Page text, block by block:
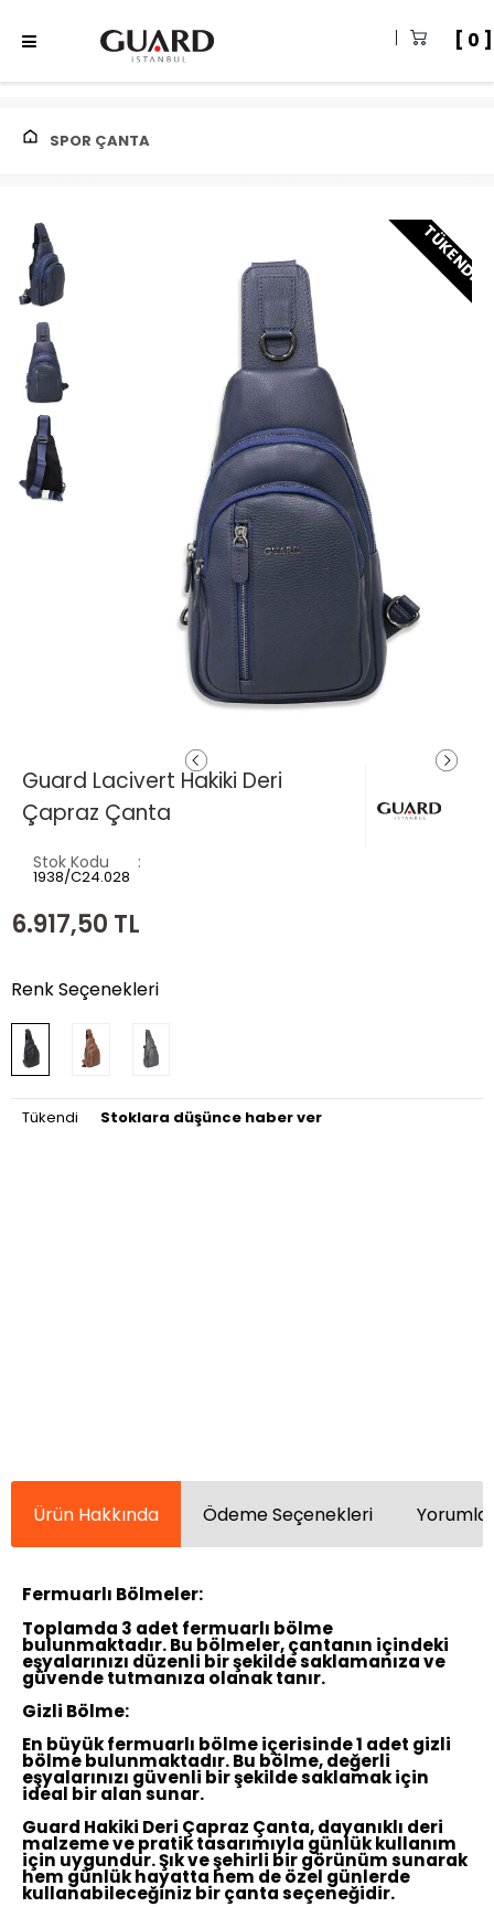
0
SPOR ÇANTA
TÜKENDI
Guard Lacivert Hakiki Deri
Çapraz Çanta
Stok Kodu
1938/C24.028
6.917,50 TL
Renk Seçenekleri
Tükendi Stoklara düşünce haber ver
Ürün Hakkında Ödeme Seçenekleri
Fermuarlı Bölmeler:
Toplamda 3 adet fermuarlı bölme
bulunmaktadır. Bu bölmeler, çantanın içindeki
eşyalarınızı düzenli bir şekilde saklamanıza ve
güvende tutmanıza olanak tanır.
Gizli Bölme:
En büyük fermuarlı bölme içerisinde 1 adet gizli
bölme bulunmaktadır. Bu bölme, değerli
eşyalarınızı güvenli bir şekilde saklamak için
ideal bir alan sunar.
Guard Hakiki Deri Çapraz Çanta, dayanıklı deri
malzeme ve pratik tasarımıyla günlük kullanım
için uygundur. Şık ve şehirli bir görünüm sunarak
hem günlük hayatta hem de özel günlerde
kullanabileceğiniz bir çanta seçeneğidir.